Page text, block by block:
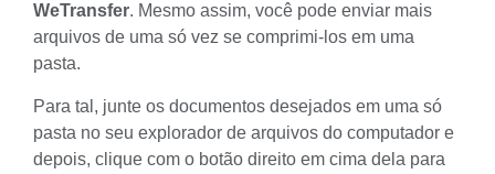
WeTransfer. Mesmo assim, você pode enviar mais
arquivos de uma só vez se comprimi-los em uma
pasta.
Para tal, junte os documentos desejados em uma só
pasta no seu explorador de arquivos do computador e
depois, clique com o botão direito em cima dela para